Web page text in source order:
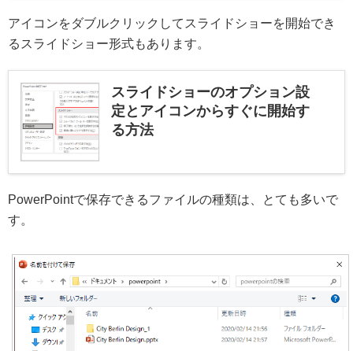
アイコンをダブルクリックしてスライドショーを開始でき
るスライドショー形式もあります。
スライドショーのオプション設
定とアイコンからすぐに開始す
る方法
PowerPointで保存できるファイルの種類は、とても多いで
す。